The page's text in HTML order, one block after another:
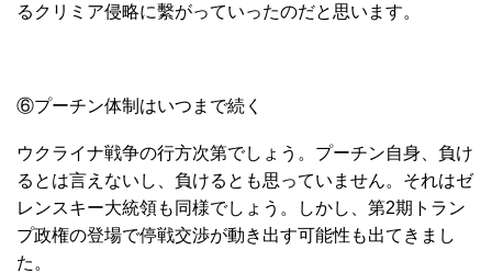
るクリミア侵略に繫がっていったのだと思います。
⑥プーチン体制はいつまで続く
ウクライナ戦争の行方次第でしょう。プーチン自身、負け
るとは言えないし、負けるとも思っていません。それはゼ
レンスキー大統領も同様でしょう。しかし、第2期トラン
プ政権の登場で停戦交渉が動き出す可能性も出てきまし
た。